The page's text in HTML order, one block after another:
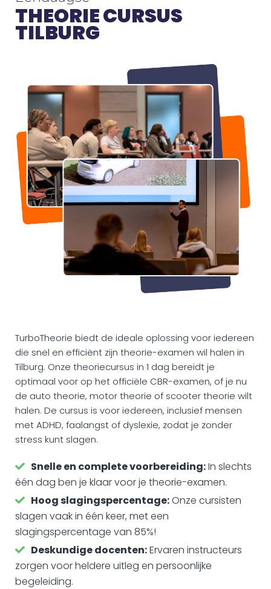
THEORIE CURSUS
TILBURG
TurboTheorie biedt de ideale oplossing voor iedereen
die snel en efficiënt zijn theorie-examen wil halen in
Tilburg. Onze theoriecursus in 1 dag bereidt je
optimaal voor op het officiële CBR-examen, of je nu
de auto theorie, motor theorie of scooter theorie wilt
halen. De cursus is voor iedereen, inclusief mensen
met ADHD, faalangst of dyslexie, zodat je zonder
stress kunt slagen.
Snelle en complete voorbereiding:In slechts
één dag ben je klaar voor je theorie-examen.
Hoog slagingspercentage:Onze cursisten
slagen vaak in één keer, met een
slagingspercentage van 85%!
Deskundige docenten:Ervaren instructeurs
zorgen voor heldere uitleg en persoonlijke
begeleiding.